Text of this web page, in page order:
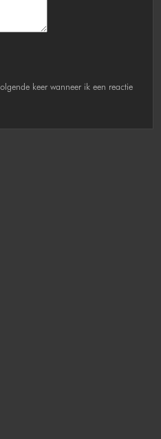
keer wanneer ik een reactie